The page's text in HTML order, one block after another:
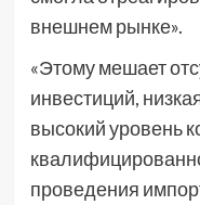
внешнем рынке».
«Этому мешает
инвестиций,
высокий уровень
проведения